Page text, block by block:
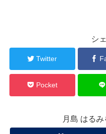
シ
Twitter
Pocket
月島 はる